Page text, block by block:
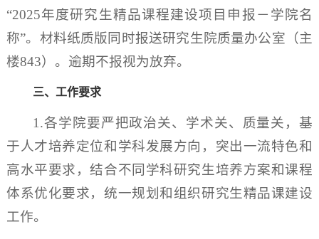
“2025年度研究生精品课程建设项目申报－学院名
称”。材料纸质版同时报送研究生院质量办公室（主
楼843）。逾期不报视为放弃。
三、工作要求
1.各学院要严把政治关、学术关、质量关，基
于人才培养定位和学科发展方向，突出一流特色和
高水平要求，结合不同学科研究生培养方案和课程
体系优化要求，统一规划和组织研究生精品课建设
工作。